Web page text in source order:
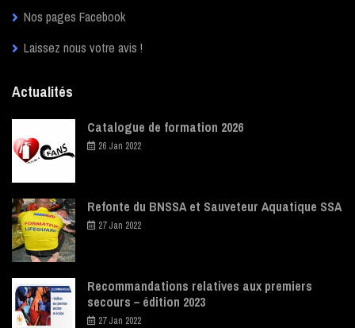
Nos pages Facebook
Laissez nous votre avis !
Actualités
Catalogue de formation 2026
26 Jan 2022
Refonte du BNSSA et Sauveteur Aquatique SSA
27 Jan 2022
Recommandations relatives aux premiers
secours – édition 2023
27 Jan 2022